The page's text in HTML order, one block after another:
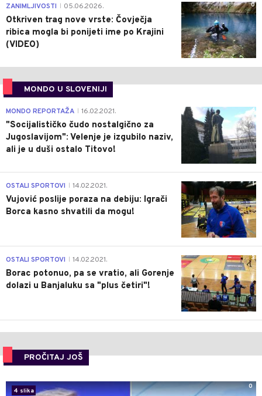
0
ZANIMLJIVOSTI 05.06.2026.
Otkriven trag nove vrste: Čovječja
ribica mogla bi ponijeti ime po Krajini
(VIDEO)
MONDO U SLOVENIJI
4
MONDO REPORTAŽA 16.02.2021.
"Socijalističko čudo nostalgično za
Jugoslavijom": Velenje je izgubilo naziv,
ali je u duši ostalo Titovo!
1
OSTALI SPORTOVI 14.02.2021.
Vujović poslije poraza na debiju: Igrači
Borca kasno shvatili da mogu!
3
OSTALI SPORTOVI 14.02.2021.
Borac potonuo, pa se vratio, ali Gorenje
dolazi u Banjaluku sa "plus četiri"!
PROČITAJ JOŠ
4 slika
0